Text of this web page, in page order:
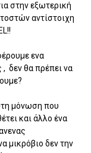
στην εξωτερική
αντίστοιχη
ενα
, δεν θα πρέπει να
μόνωση που
και άλλο ένα
μικρόβιο δεν την